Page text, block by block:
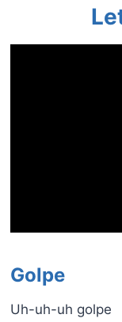
Golpe
Uh-uh-uh golpe